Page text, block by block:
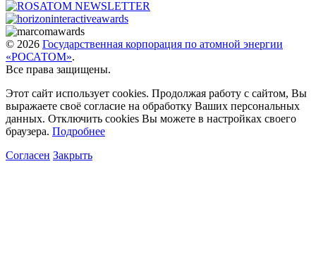
© 2026 Государственная корпорация по атомной энергии
«РОСАТОМ».
Все права защищены.
Этот сайт использует cookies. Продолжая работу с сайтом, Вы
выражаете своё согласие на обработку Ваших персональных
данных. Отключить cookies Вы можете в настройках своего
браузера. Подробнее
Согласен Закрыть